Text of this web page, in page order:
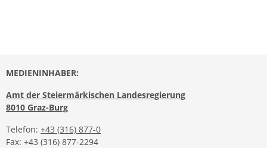
MEDIENINHABER:
Amt der Steiermärkischen Landesregierung
8010 Graz-Burg
Telefon: +43 (316) 877-0
Fax: +43 (316) 877-2294